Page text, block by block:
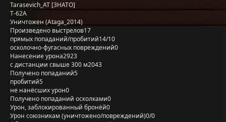
Tarasevich_AT [3HATO]
Т-62А
Уничтожен (Ataga_2014)
Произведено выстрелов17
прямых попаданий/пробитий14/10
осколочно-фугасных повреждений0
Нанесение урона2923
с дистанции свыше 300 м2043
Получено попаданий5
пробитий5
не нанёсших урон0
Получено попаданий осколками0
Урон, заблокированный бронёй0
Урон союзникам (уничтожено/повреждений)0/0